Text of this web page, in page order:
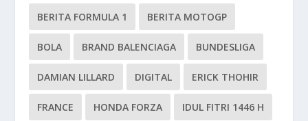
BERITA FORMULA 1 BERITA MOTOGP
BOLA BRAND BALENCIAGA BUNDESLIGA
DAMIAN LILLARD DIGITAL ERICK THOHIR
FRANCE HONDA FORZA IDUL FITRI 1446 H